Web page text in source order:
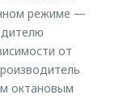
режиме —
от
октановым